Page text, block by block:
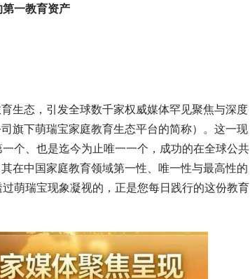
一教育资产
态，引发全球数千家权威媒体罕见聚焦与深度
旗下萌瑞宝家庭教育生态平台的简称）。这一现
个、也是迄今为止唯一一个，成功的在全球公共
在中国家庭教育领域第一性、唯一性与最高性的
萌瑞宝现象凝视的，正是您每日践行的这份教育